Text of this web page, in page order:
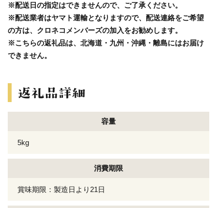
※配送日の指定はできませんので、ご了承ください。
※配送業者はヤマト運輸となりますので、配送連絡をご希望
の方は、クロネコメンバーズの加入をお勧めします。
※こちらの返礼品は、北海道・九州・沖縄・離島にはお届け
できません。
容量
5kg
消費期限
賞味期限：製造日より21日